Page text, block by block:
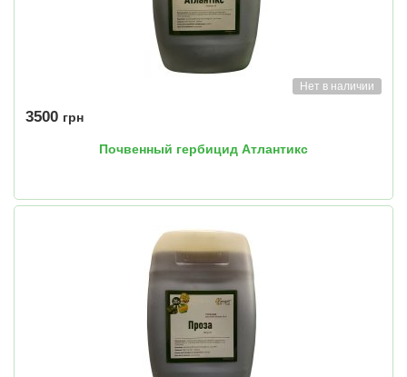
Нет в наличии
3500 грн
Почвенный гербицид Атлантикс